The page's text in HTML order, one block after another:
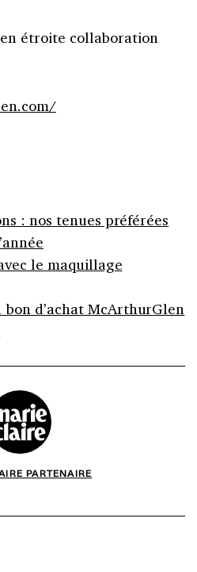
étroite collaboration
: nos tenues préférées
le maquillage
bon d’achat McArthurGlen
PARTENAIRE